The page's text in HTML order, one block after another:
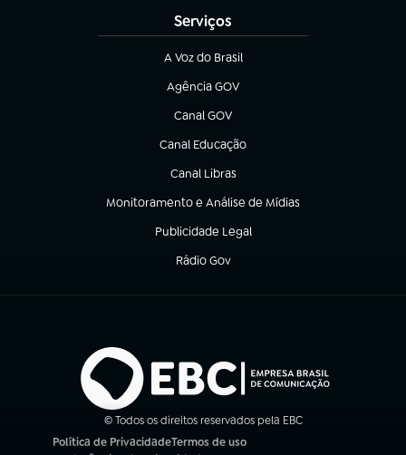
Serviços
A Voz do Brasil
(abre em nova aba)
Agência GOV
(abre em nova aba)
Canal GOV
(abre em nova aba)
Canal Educação
(abre em nova aba)
Canal Libras
(abre em nova aba)
Monitoramento e Análise de Mídias
(abre em nova aba)
Publicidade Legal
(abre em nova aba)
Rádio Gov
(abre em nova aba)
© Todos os direitos reservados pela EBC
Política de Privacidade
(abre em nova aba)
Termos de uso
(abre em nova aba)